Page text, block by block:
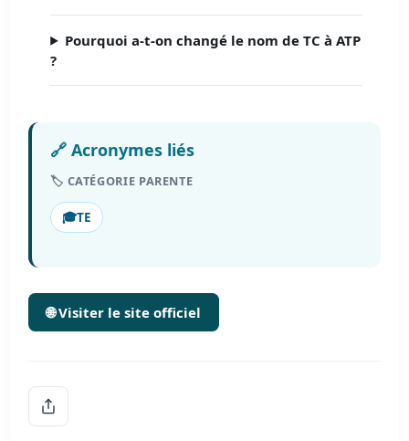
Pourquoi a-t-on changé le nom de TC à ATP
?
🔗 Acronymes liés
🏷️ CATÉGORIE PARENTE
🎓TE
🌐 Visiter le site officiel